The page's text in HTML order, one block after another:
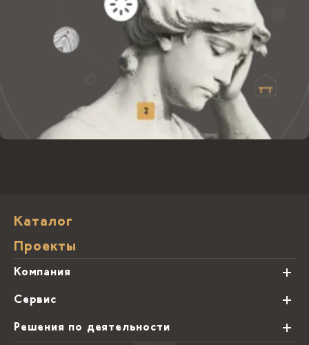
Каталог
Проекты
Компания
О нас
Блог
Сервис
Виды обработки камня
Решения по деятельности